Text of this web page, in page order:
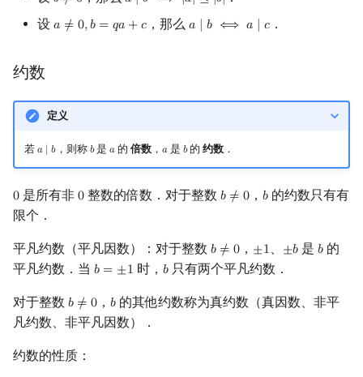
Xcode
OJ 工具
Git
希尔排序
构造
Alpha–Beta 剪枝
计数 DP
概率 DP
DP 套 DP
DP 优化
其它 DP 方法
后缀数组 (SA)
后缀平衡树
广义后缀自动机
后缀树
Manacher
回文树
最小表示法
Lyndon 分解
剩余系的复合
积性函数
性质
加性函数
性质
取整函数
参考资料与注释
多项式平移|连续点值平移
Lagrange 反演
形式幂级数复合|复合逆
普通生成函数
指数生成函数
Eulerian Number
范德蒙德卷积
Pólya 计数
图论计数
对角化
ST 表
线段树
划分树
二叉搜索树 & 平衡树
AA 树
跳表
可持久化数据结构
K-D Tree
动态树
AHU 算法
斯坦纳树
连通性相关
环计数问题
最小环
2-SAT
欧拉图
二分图
平面图
平面最近点对
反演变换
计算几何杂项
约瑟夫问题
在一台机器上规划任务
主元素问题
Garsia–Wachs 算法
15-puzzle
Kahan 求和
空间优化简介
设 𝑎 ≠ 0,𝑏 = 𝑞𝑎 +𝑐
a ≠0 b=qa+c ，那么𝑎 ∣ 𝑏 ⟺ 𝑎 ∣ 𝑐
a b⟺a∣ c ．
约数
定义
若 𝑎 ∣ 𝑏
a∣ b ，则称 𝑏
b是𝑎
a的 倍数， 𝑎
a是 𝑏
b的约数 ．
0
0 是所有非 0
0 整数的倍数．对于整数 𝑏 ≠ 0
b ≠0 ，𝑏
b 的约数只有有
限个．
平凡约数（平凡因数）：对于整数 𝑏 ≠ 0
b ≠0 ， ±1
±1 ±𝑏
±b是 𝑏
b的
平凡约数．当 𝑏 = ±1
b =± 1 时， 𝑏
b只有两个平凡约数．
对于整数 𝑏 ≠ 0
b ≠0 ，𝑏
b 的其他约数称为真约数（真因数、非平
凡约数、非平凡因数）．
约数的性质：